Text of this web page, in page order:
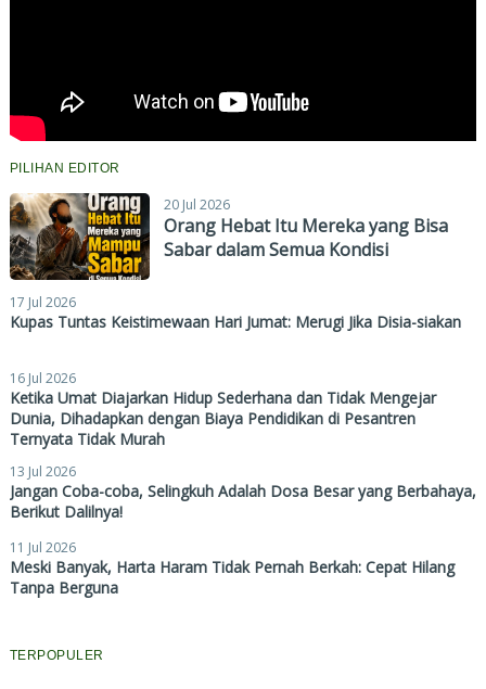
PILIHAN EDITOR
20 Jul 2026
Orang Hebat Itu Mereka yang Bisa
Sabar dalam Semua Kondisi
17 Jul 2026
Kupas Tuntas Keistimewaan Hari Jumat: Merugi Jika Disia-siakan
16 Jul 2026
Ketika Umat Diajarkan Hidup Sederhana dan Tidak Mengejar
Dunia, Dihadapkan dengan Biaya Pendidikan di Pesantren
Ternyata Tidak Murah
13 Jul 2026
Jangan Coba-coba, Selingkuh Adalah Dosa Besar yang Berbahaya,
Berikut Dalilnya!
11 Jul 2026
Meski Banyak, Harta Haram Tidak Pernah Berkah: Cepat Hilang
Tanpa Berguna
TERPOPULER